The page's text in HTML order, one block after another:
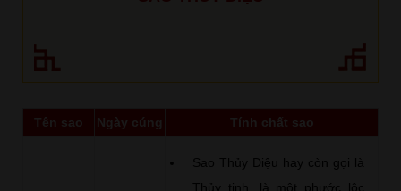
Tên sao Ngày cúng Tính chất sao
Sao Thủy Diệu hay còn gọi là
Thủy tinh, là một phước lộc